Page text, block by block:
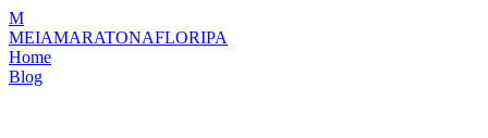
M
MEIAMARATONAFLORIPA
Home
Blog